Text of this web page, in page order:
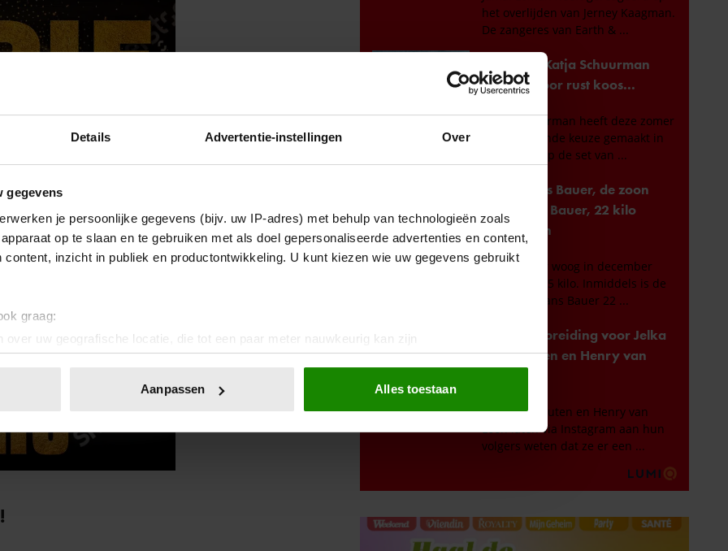
Details Advertentie-instellingen Over
gegevens
je persoonlijke gegevens (bijv. uw IP-adres) met behulp van technologieën zoals
op te slaan en te gebruiken met als doel gepersonaliseerde advertenties en content,
content, inzicht in publiek en productontwikkeling. U kunt kiezen wie uw gegevens gebruikt
graag:
over uw geografische locatie, die tot een paar meter nauwkeurig kan zijn
door het actief te scannen op specifieke eigenschappen (fingerprinting)
of intrekken in de Cookieverklaring.
en advertenties te personaliseren, om functies voor social media te bieden en om ons
Ook delen we informatie over uw gebruik van onze site met onze partners voor social
Aanpassen Alles toestaan